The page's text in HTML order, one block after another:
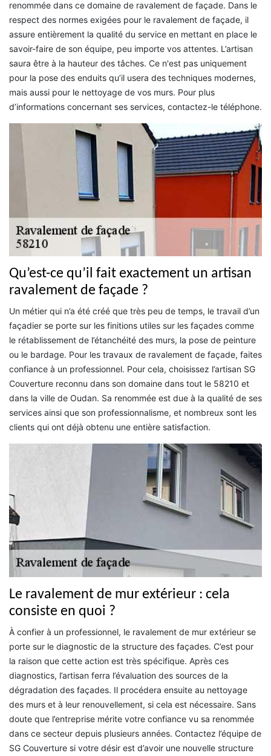
renommée dans ce domaine de ravalement de façade. Dans le
respect des normes exigées pour le ravalement de façade, il
assure entièrement la qualité du service en mettant en place le
savoir-faire de son équipe, peu importe vos attentes. L’artisan
saura être à la hauteur des tâches. Ce n'est pas uniquement
pour la pose des enduits qu’il usera des techniques modernes,
mais aussi pour le nettoyage de vos murs. Pour plus
d’informations concernant ses services, contactez-le téléphone.
Qu’est-ce qu’il fait exactement un artisan
ravalement de façade ?
Un métier qui n’a été créé que très peu de temps, le travail d’un
façadier se porte sur les finitions utiles sur les façades comme
le rétablissement de l’étanchéité des murs, la pose de peinture
ou le bardage. Pour les travaux de ravalement de façade, faites
confiance à un professionnel. Pour cela, choisissez l’artisan SG
Couverture reconnu dans son domaine dans tout le 58210 et
dans la ville de Oudan. Sa renommée est due à la qualité de ses
services ainsi que son professionnalisme, et nombreux sont les
clients qui ont déjà obtenu une entière satisfaction.
Le ravalement de mur extérieur : cela
consiste en quoi ?
À confier à un professionnel, le ravalement de mur extérieur se
porte sur le diagnostic de la structure des façades. C’est pour
la raison que cette action est très spécifique. Après ces
diagnostics, l’artisan ferra l’évaluation des sources de la
dégradation des façades. Il procédera ensuite au nettoyage
des murs et à leur renouvellement, si cela est nécessaire. Sans
doute que l’entreprise mérite votre confiance vu sa renommée
dans ce secteur depuis plusieurs années. Contactez l’équipe de
SG Couverture si votre désir est d’avoir une nouvelle structure